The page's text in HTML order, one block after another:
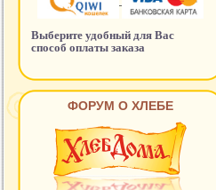
Выберите удобный для Вас
способ оплаты заказа
ФОРУМ О ХЛЕБЕ